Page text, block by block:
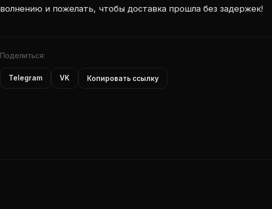
волнению и пожелать, чтобы доставка прошла без задержек!
Поделиться:
Telegram VK Копировать ссылку